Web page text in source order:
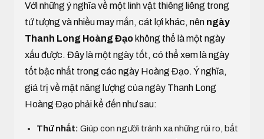
Với những ý nghĩa về một linh vật thiêng liêng trong
tứ tượng và nhiều may mắn, cát lợi khác, nên ngày
Thanh Long Hoàng Đạo không thể là một ngày
xấu được. Đây là một ngày tốt, có thể xem là ngày
tốt bậc nhất trong các ngày Hoàng Đạo. Ý nghĩa,
giá trị về mặt năng lượng của ngày Thanh Long
Hoàng Đạo phải kể đến như sau:
Thứ nhất: Giúp con người tránh xa những rủi ro, bất